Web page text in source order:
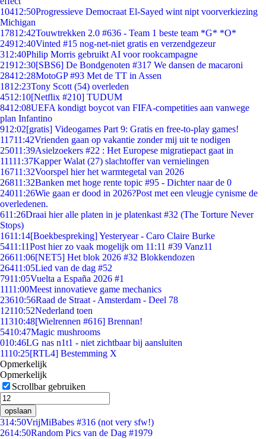
10412:50Progressieve Democraat El-Sayed wint nipt voorverkiezing
Michigan
17812:42Touwtrekken 2.0 #636 - Team 1 beste team *G* *O*
24912:40Vinted #15 nog-net-niet gratis en verzendgezeur
312:40Philip Morris gebruikt AI voor rookcampagne
21912:30[SBS6] De Bondgenoten #317 We dansen de macaroni
28412:28MotoGP #93 Met de TT in Assen
1812:23Tony Scott (54) overleden
4512:10[Netflix #210] TUDUM
8412:08UEFA kondigt boycot van FIFA-competities aan vanwege
plan Infantino
912:02[gratis] Videogames Part 9: Gratis en free-to-play games!
11711:42Vrienden gaan op vakantie zonder mij uit te nodigen
25011:39Asielzoekers #22 : Het Europese migratiepact gaat in
11111:37Kapper Walat (27) slachtoffer van vernielingen
16711:32Voorspel hier het warmtegetal van 2026
26811:32Banken met hoge rente topic #95 - Dichter naar de 0
24011:26Wie gaan er dood in 2026?Post met een vleugje cynisme de
overledenen.
611:26Draai hier alle platen in je platenkast #32 (The Torture Never
Stops)
1611:14[Boekbespreking] Yesteryear - Caro Claire Burke
5411:11Post hier zo vaak mogelijk om 11:11 #39 Vanz11
26611:06[NET5] Het blok 2026 #32 Blokkendozen
26411:05Lied van de dag #52
7911:05Vuelta a España 2026 #1
1111:00Meest innovatieve game mechanics
23610:56Raad de Straat - Amsterdam - Deel 78
12110:52Nederland toen
11310:48[Wielrennen #616] Brennan!
5410:47Magic mushrooms
010:46LG nas n1t1 - niet zichtbaar bij aansluiten
1110:25[RTL4] Bestemming X
Opmerkelijk
Opmerkelijk
Scrollbar gebruiken
opslaan
314:50VrijMiBabes #316 (not very sfw!)
2614:50Random Pics van de Dag #1979